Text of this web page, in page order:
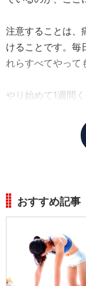
注意することは、
けることです。毎
れらすべてやって
やり始めて1週間
おすすめ記事